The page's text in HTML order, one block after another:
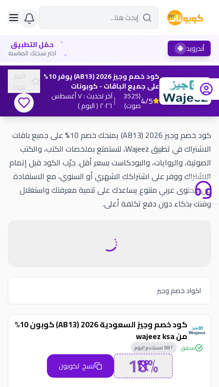
أندرويد حمّل التطبيق
اختر نسختك المناسبة
✦
✦
كود خصم وجيز 2026 (AB13) يوفر 10%
على جميع الباقات - كوبونات
4/5
(
3525
صوت)
آخر تحديث: ٧ أغسطس
٢٠٢٦( اليوم )
قيم
هذا
كود خصم وجيز 2026 (AB13) يمنحك خصم 10% على جميع باقات
الاشتراك في تطبيق Wajeez، لتستمتع بملخصات الكتب، والكتب
الصوتية، والروايات، والبودكاست بسعر أقل. جرّب الكود قبل إتمام
الاشتراك ووفر على اشتراكك الشهري أو السنوي، مع الاستفادة
من محتوى عربي متنوع يساعدك على تنمية معرفتك واستغلال
وقتك بذكاء دون دفع تكلفة أعلى.
اكواد خصم وجيز
كود خصم وجيز السعودية 2026 (AB13) كوبون 10%
من wajeez ksa
محقق 987مستخدم اليوم
10% نسخ الكوبون